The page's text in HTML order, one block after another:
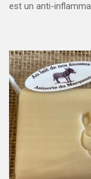
est un anti-